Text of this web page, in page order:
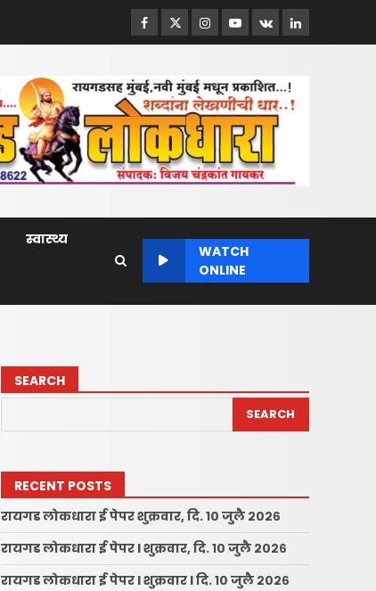
Facebook
TwitterInstagram
Youtube
VK LinkedIn
स्वास्थ्य
WATCH
ONLINE
SEARCH
SEARCH
RECENT POSTS
रायगड लोकधारा ई पेपर शुक्रवार, दि. १० जुलै २०२६
रायगड लोकधारा ई पेपर l शुक्रवार, दि. १० जुलै २०२६
रायगड लोकधारा ई पेपर l शुक्रवार l दि. १० जुलै २०२६